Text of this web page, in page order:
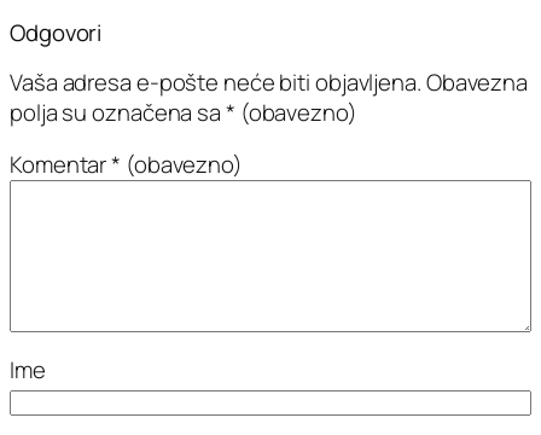
Odgovori
Vaša adresa e-pošte neće biti objavljena.Obavezna
polja su označena sa* (obavezno)
Komentar* (obavezno)
Ime